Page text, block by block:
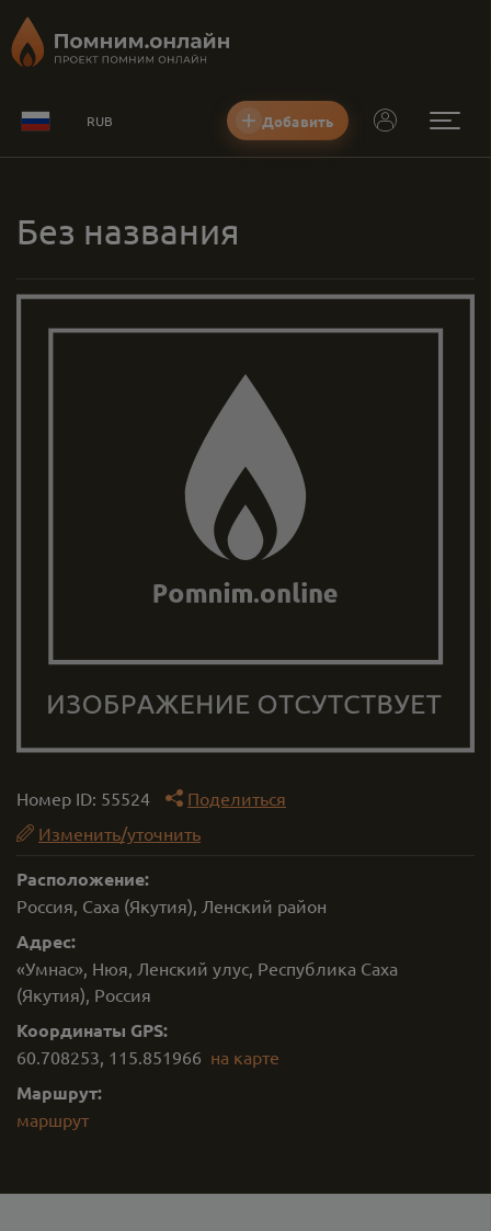
RUB Добавить
Без названия
Номер ID: 55524
Поделиться
Изменить/уточнить
Расположение:
Россия, Саха (Якутия), Ленский район
Адрес:
«Умнас», Нюя, Ленский улус, Республика Саха
(Якутия), Россия
Координаты GPS:
60.708253, 115.851966 на карте
Маршрут:
маршрут